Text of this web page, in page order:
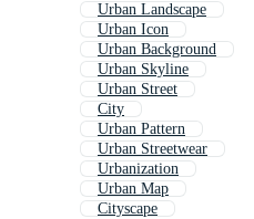
Urban Landscape
Urban Icon
Urban Background
Urban Skyline
Urban Street
City
Urban Pattern
Urban Streetwear
Urbanization
Urban Map
Cityscape